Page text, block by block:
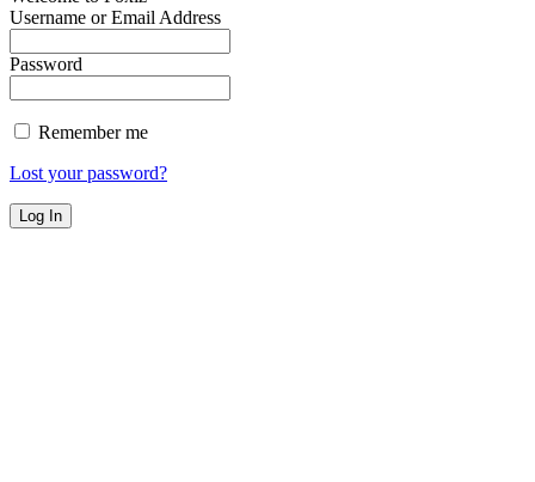
Username or Email Address
Password
Remember me
Lost your password?